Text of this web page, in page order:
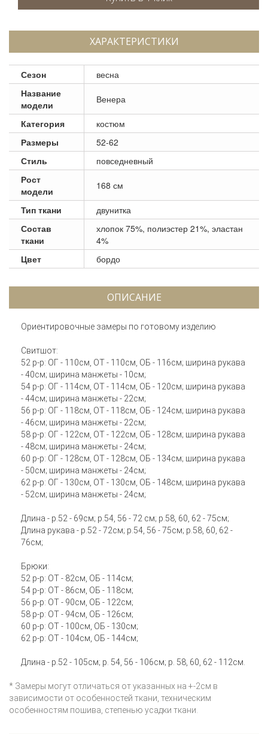
ХАРАКТЕРИСТИКИ
Сезон
весна
Название
модели
Венера
Категория
костюм
Размеры
52-62
Стиль
повседневный
Рост
модели
168 см
Тип ткани
двунитка
Состав
ткани
хлопок 75%, полиэстер 21%, эластан
4%
Цвет
бордо
ОПИСАНИЕ
Ориентировочные замеры по готовому изделию
Свитшот:
52 р-р: ОГ - 110см, ОТ - 110см, ОБ - 116см; ширина рукава
- 40см; ширина манжеты - 10см;
54 р-р: ОГ - 114см, ОТ - 114см, ОБ - 120см; ширина рукава
- 44см; ширина манжеты - 22см;
56 р-р: ОГ - 118см, ОТ - 118см, ОБ - 124см; ширина рукава
- 46см; ширина манжеты - 22см;
58 р-р: ОГ - 122см, ОТ - 122см, ОБ - 128см; ширина рукава
- 48см; ширина манжеты - 24см;
60 р-р: ОГ - 128см, ОТ - 128см, ОБ - 134см; ширина рукава
- 50см; ширина манжеты - 24см;
62 р-р: ОГ - 130см, ОТ - 130см, ОБ - 148см; ширина рукава
- 52см; ширина манжеты - 24см;
Длина - р.52 - 69см; р.54, 56 - 72 см; р.58, 60, 62 - 75см;
Длина рукава - р.52 - 72см; р.54, 56 - 75см; р.58, 60, 62 -
76см;
Брюки:
52 р-р: ОТ - 82см, ОБ - 114см;
54 р-р: ОТ - 86см, ОБ - 118см;
56 р-р: ОТ - 90см, ОБ - 122см;
58 р-р: ОТ - 94см, ОБ - 126см;
60 р-р: ОТ - 100см, ОБ - 130см;
62 р-р: ОТ - 104см, ОБ - 144см;
Длина - р.52 - 105см; р. 54, 56 - 106см; р. 58, 60, 62 - 112см.
* Замеры могут отличаться от указанных на +-2см в
зависимости от особенностей ткани, техническим
особенностям пошива, степенью усадки ткани.